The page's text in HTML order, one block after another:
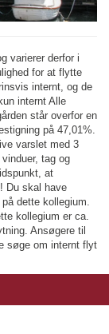
varierer derfor i
for at flytte
internt, og de
internt Alle
står overfor en
på 47,01%.
varslet med 3
tag og
at
Du skal have
dette kollegium.
kollegium er ca.
Ansøgere til
søge om internt flyt